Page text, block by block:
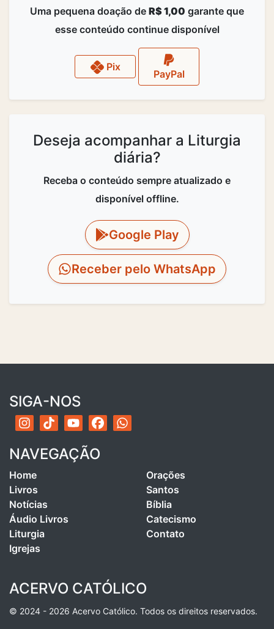
Uma pequena doação de R$ 1,00 garante que
esse conteúdo continue disponível
Pix
PayPal
Deseja acompanhar a Liturgia
diária?
Receba o conteúdo sempre atualizado e
disponível offline.
Google Play
Receber pelo WhatsApp
SIGA-NOS
NAVEGAÇÃO
Home
Livros
Notícias
Áudio Livros
Liturgia
Igrejas
Orações
Santos
Bíblia
Catecismo
Contato
ACERVO CATÓLICO
© 2024 - 2026 Acervo Católico. Todos os direitos reservados.